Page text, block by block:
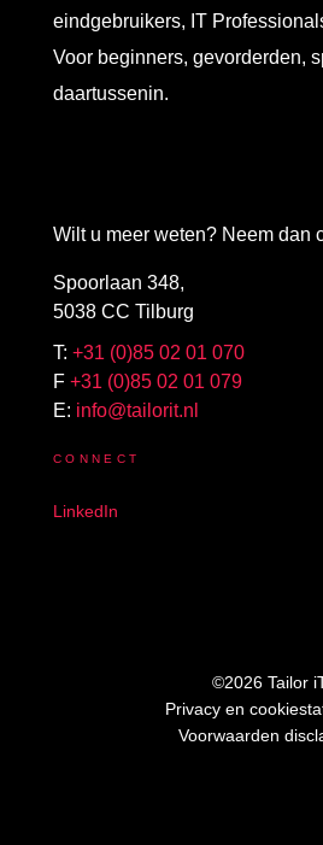
Wilt u meer weten? Neem dan
Spoorlaan 348,
5038 CC Tilburg
T: +31 (0)85 02 01 070
F +31 (0)85 02 01 079
E: info@tailorit.nl
CONNECT
LinkedIn
eindgebruikers, IT
Voor beginners, gevorderden,
daartussenin.
©2026 Tailor
Privacy en
Voorwaarden